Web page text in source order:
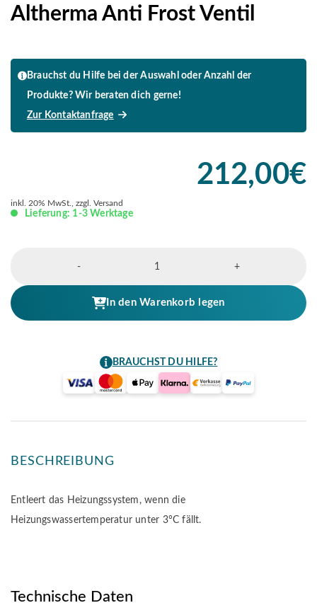
Altherma Anti Frost Ventil
Brauchst du Hilfe bei der Auswahl oder Anzahl der
Produkte? Wir beraten dich gerne!
Zur Kontaktanfrage
212,00€
Lieferung: 1-3 Werktage
inkl. 20% MwSt., zzgl. Versand
-
Anti
Frost
Ventil
+
In den Warenkorb legen
BRAUCHST DU HILFE?
BESCHREIBUNG
Entleert das Heizungssystem, wenn die
Heizungswassertemperatur unter 3°C fällt.
Technische Daten